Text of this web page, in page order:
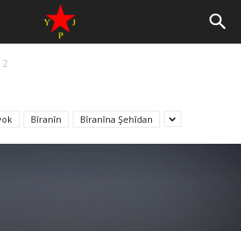
2
Bîranîn Bîranîna Şehîdan